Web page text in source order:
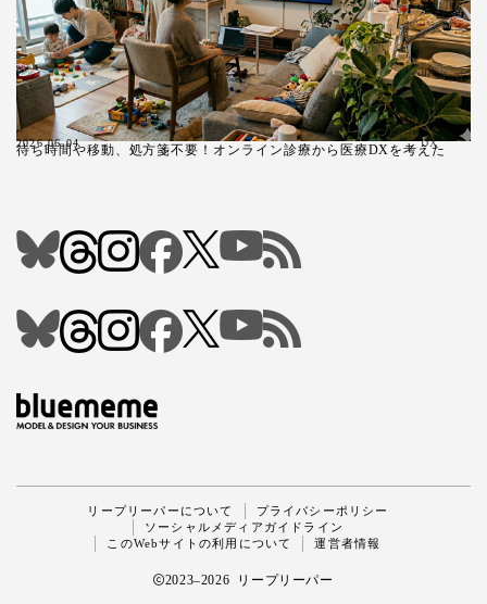
待ち時間や移動、処方箋不要！オンライン診療から医療DXを考えた
2026.06.04 DX
リープリーパーについて
プライバシーポリシー
ソーシャルメディアガイドライン
このWebサイトの利用について
運営者情報
2023–2026 リープリーパー